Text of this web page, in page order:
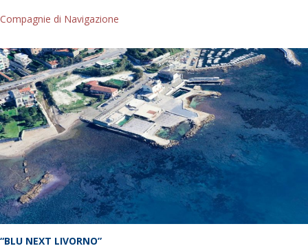
Compagnie di Navigazione
“BLU NEXT LIVORNO”